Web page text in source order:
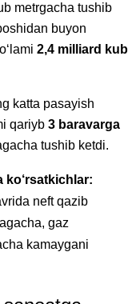
metrgacha tushib
buyon
2,4 milliard kub
katta pasayish
qariyb 3 baravarga
tushib ketdi.
neft qazib
gaz
kamaygani